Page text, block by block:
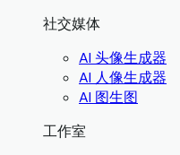
社交媒体
AI 头像生成器
AI 人像生成器
AI 图生图
工作室